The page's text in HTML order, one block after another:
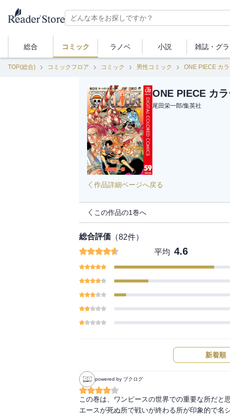
総合 コミック ラノベ 小説 雑誌・ グ
TOP(総合) コミックフロア コミック 男性コミック ONE PIECE カ
ONE PIECE カ
尾田栄一郎/集英社
作品詳細ページへ戻る
この作品の1巻へ
総合評価 （82件）
平均 4.6
新着順
powered by ブクログ
この巻は、ワンピースの世界での重要な所だと
エースが死ぬ所で戦いが終わる所が印象的で名